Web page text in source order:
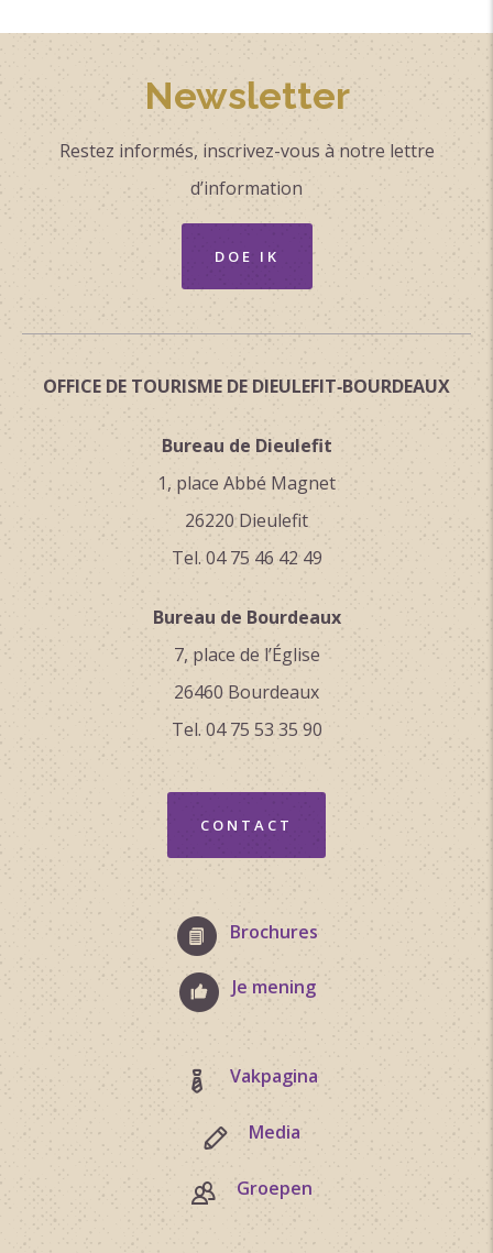
Newsletter
Restez informés, inscrivez-vous à notre lettre
d’information
DOE IK
OFFICE DE TOURISME DE DIEULEFIT‑BOURDEAUX
Bureau de Dieulefit
1, place Abbé Magnet
26220 Dieulefit
Tel. 04 75 46 42 49
Bureau de Bourdeaux
7, place de l’Église
26460 Bourdeaux
Tel. 04 75 53 35 90
CONTACT
Brochures
Je mening
Vakpagina
Media
Groepen